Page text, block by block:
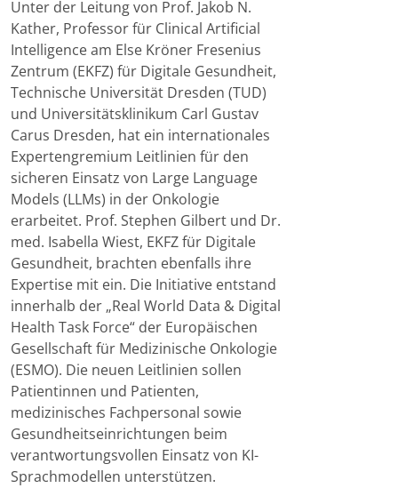
Unter der Leitung von Prof. Jakob N.
Kather, Professor für Clinical Artificial
Intelligence am Else Kröner Fresenius
Zentrum (EKFZ) für Digitale Gesundheit,
Technische Universität Dresden (TUD)
und Universitätsklinikum Carl Gustav
Carus Dresden, hat ein internationales
Expertengremium Leitlinien für den
sicheren Einsatz von Large Language
Models (LLMs) in der Onkologie
erarbeitet. Prof. Stephen Gilbert und Dr.
med. Isabella Wiest, EKFZ für Digitale
Gesundheit, brachten ebenfalls ihre
Expertise mit ein. Die Initiative entstand
innerhalb der „Real World Data & Digital
Health Task Force“ der Europäischen
Gesellschaft für Medizinische Onkologie
(ESMO). Die neuen Leitlinien sollen
Patientinnen und Patienten,
medizinisches Fachpersonal sowie
Gesundheitseinrichtungen beim
verantwortungsvollen Einsatz von KI-
Sprachmodellen unterstützen.